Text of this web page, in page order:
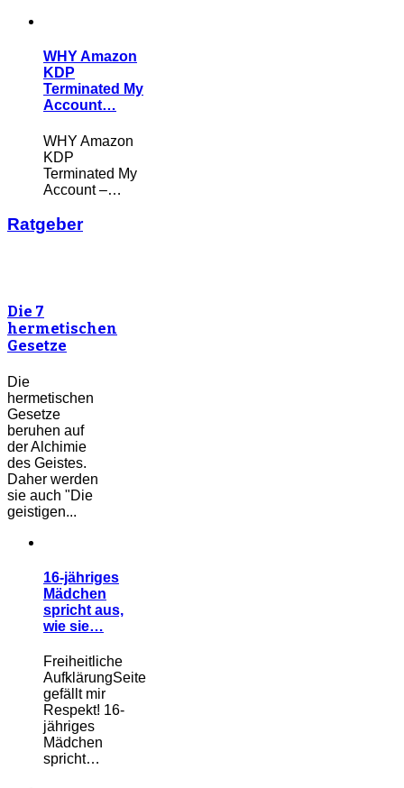
WHY Amazon
KDP
Terminated My
Account…
WHY Amazon
KDP
Terminated My
Account –…
Ratgeber
Die 7
hermetischen
Gesetze
Die
hermetischen
Gesetze
beruhen auf
der Alchimie
des Geistes.
Daher werden
sie auch "Die
geistigen...
16-jähriges
Mädchen
spricht aus,
wie sie…
Freiheitliche
AufklärungSeite
gefällt mir
Respekt! 16-
jähriges
Mädchen
spricht…